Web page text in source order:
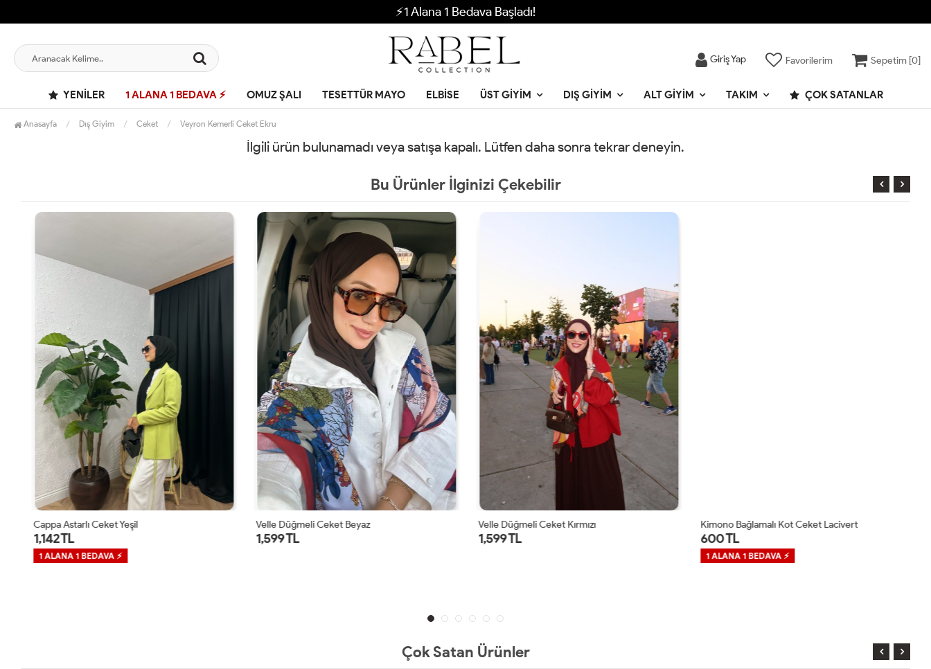
⚡1 Alana 1 Bedava Başladı!
Giriş Yap Favorilerim Sepetim [0]
YENILER 1 ALANA 1 BEDAVA ⚡ OMUZ ŞALI TESETTÜR MAYO ELBISE ÜST GIYIM DIŞ GIYIM ALT GIYIM TAKIM ÇOK SATANLAR
Anasayfa Dış Giyim Ceket Veyron Kemerli Ceket Ekru
İlgili ürün bulunamadı veya satışa kapalı. Lütfen daha sonra tekrar deneyin.
Bu Ürünler İlginizi Çekebilir
Cappa Astarlı Ceket Yeşil
1,142 TL
1 ALANA 1 BEDAVA ⚡
Velle Düğmeli Ceket Beyaz
1,599 TL
Velle Düğmeli Ceket Kırmızı
1,599 TL
Kimono Bağlamalı Kot Ceket Lacivert
600 TL
1 ALANA 1 BEDAVA ⚡
Çok Satan Ürünler